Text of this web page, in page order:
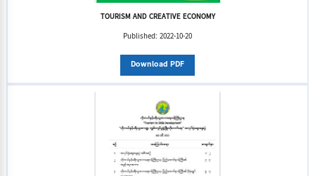
TOURISM AND CREATIVE ECONOMY
Published: 2022-10-20
Download PDF